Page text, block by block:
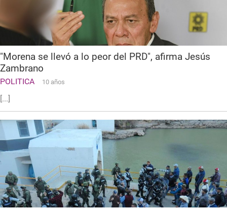
"Morena se llevó a lo peor del PRD", afirma Jesús
Zambrano
POLITICA 10 años
[...]